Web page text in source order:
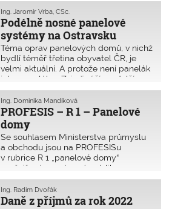
podnikatelského servisu a další
dokumenty k činnosti autorizovaných
osob. Zahrnuje také odkazy na
oficiální dokumenty orgánů veřejné
správy (např. ministerstev), časopisy
a další důležité dokumenty.
Podélně nosné panelové
systémy na Ostravsku
Ing. Jaromír Vrba, CSc.
Téma oprav panelových domů, v nichž
bydlí téměř třetina obyvatel ČR, je
velmi aktuální. A protože není panelák
jako panelák, v Z+i přinášíme další
pokračování série článků o specifikách
jednotlivých panelových soustav.
Cílem je usnadnit orientaci
autorizovaným osobám při
vyhodnocení nově navržených úprav
nosných konstrukcí u panelových
domů, zejména s vyšším počtem
podlaží.
PROFESIS – R 1 – Panelové
domy
Ing. Dominika Mandíková
Se souhlasem Ministerstva průmyslu
a obchodu jsou na PROFESISu
v rubrice R 1 „panelové domy“
uveřejňovány vybrané publikace
z řady „Regenerace panelových
domů“:
Daně z příjmů za rok 2022
Ing. Radim Dvořák